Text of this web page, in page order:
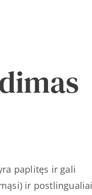
paplitęs ir gali
ir postlingualiai